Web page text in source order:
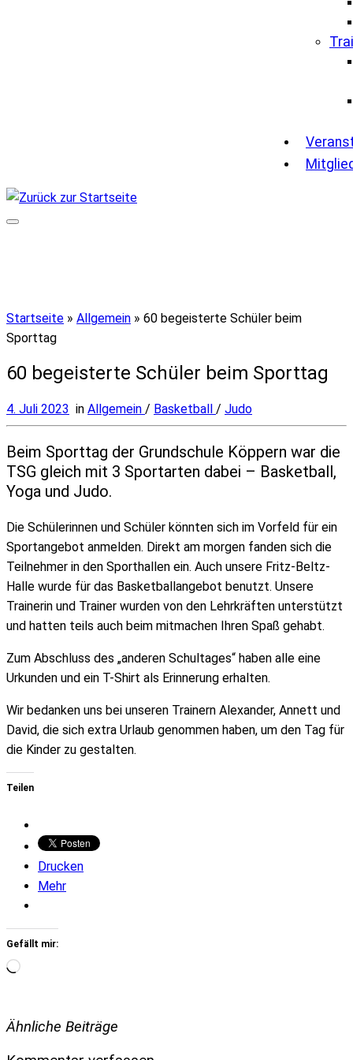
Startseite » Allgemein » 60 begeisterte Schüler beim
Sporttag
60 begeisterte Schüler beim Sporttag
4. Juli 2023 in Allgemein / Basketball / Judo
Beim Sporttag der Grundschule Köppern war die
TSG gleich mit 3 Sportarten dabei – Basketball,
Yoga und Judo.
Die Schülerinnen und Schüler könnten sich im Vorfeld für ein
Sportangebot anmelden. Direkt am morgen fanden sich die
Teilnehmer in den Sporthallen ein. Auch unsere Fritz-Beltz-
Halle wurde für das Basketballangebot benutzt. Unsere
Trainerin und Trainer wurden von den Lehrkräften unterstützt
und hatten teils auch beim mitmachen Ihren Spaß gehabt.
Zum Abschluss des „anderen Schultages“ haben alle eine
Urkunden und ein T-Shirt als Erinnerung erhalten.
Wir bedanken uns bei unseren Trainern Alexander, Annett und
David, die sich extra Urlaub genommen haben, um den Tag für
die Kinder zu gestalten.
Teilen
Drucken
Mehr
Gefällt mir:
Wird
Ähnliche Beiträge